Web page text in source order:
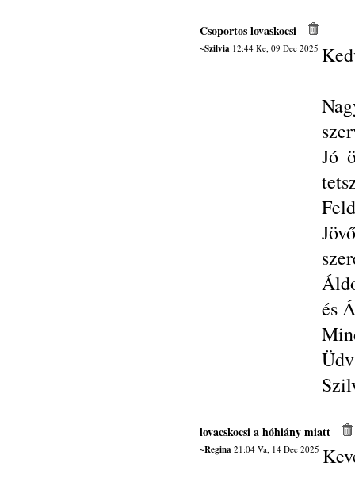
Csoportos lovaskocsi
~Szilvia12:44 Ke, 09 Dec 2025
Jó
és
lovacskocsi a hóhiány miatt
~Regina21:04 Va, 14 Dec 2025